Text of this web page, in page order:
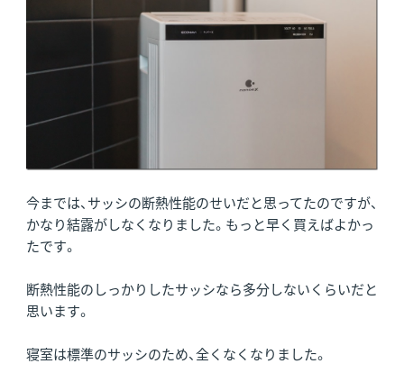
今までは、サッシの断熱性能のせいだと思ってたのですが、
かなり結露がしなくなりました。もっと早く買えばよかっ
たです。
断熱性能のしっかりしたサッシなら多分しないくらいだと
思います。
寝室は標準のサッシのため、全くなくなりました。